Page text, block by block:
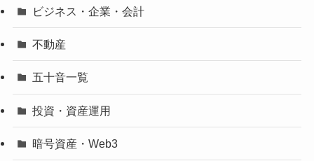
ビジネス・企業・会計
不動産
五十音一覧
投資・資産運用
暗号資産・Web3